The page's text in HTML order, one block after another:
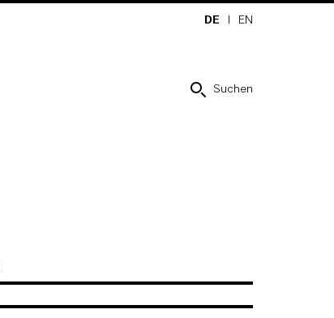
DE EN
Suchen